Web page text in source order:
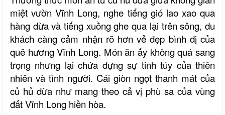
miệt vườn Vĩnh Long, nghe tiếng gió lao xao qua
hàng dừa và tiếng xuồng ghe qua lại trên sông, du
khách càng cảm nhận rõ hơn vẻ đẹp bình dị của
quê hươngVĩnh Long. Món ăn ấy không quá sang
trọng nhưng lại chứa đựng sự tinh túy của thiên
nhiên và tình người. Cái giòn ngọt thanh mát của
củ hủ dừa như mang theo cả vị phù sa của vùng
đất Vĩnh Long hiền hòa.